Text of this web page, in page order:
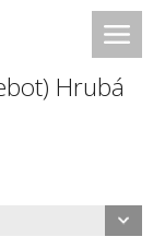
Hrubá